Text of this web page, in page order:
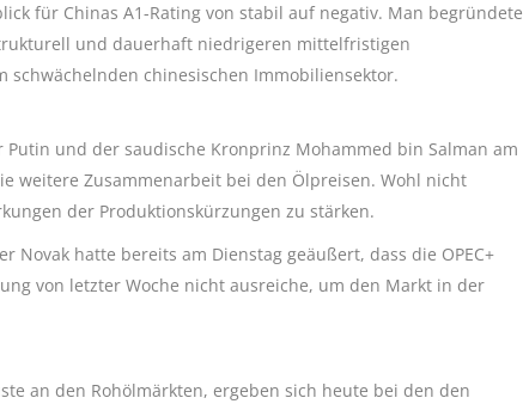
für Chinas A1-Rating von stabil auf negativ. Man begründete
und dauerhaft niedrigeren mittelfristigen
chinesischen Immobiliensektor.
und der saudische Kronprinz Mohammed bin Salman am
weitere Zusammenarbeit bei den Ölpreisen. Wohl nicht
der Produktionskürzungen zu stärken.
hatte bereits am Dienstag geäußert, dass die OPEC+
von letzter Woche nicht ausreiche, um den Markt in der
an den Rohölmärkten, ergeben sich heute bei den den